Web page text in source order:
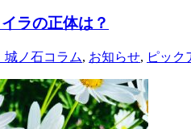
ラの正体は？
城ノ石コラム, お知らせ, ピック